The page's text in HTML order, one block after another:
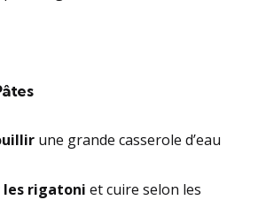
une grande casserole d’eau
rigatoni et cuire selon les